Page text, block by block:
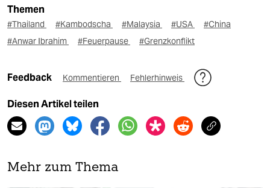
Themen
#Thailand #Kambodscha #Malaysia #USA
#China
#Anwar Ibrahim
#Feuerpause #Grenzkonflikt
Feedback Kommentieren Fehlerhinweis
Diesen Artikel teilen
Mehr zum Thema